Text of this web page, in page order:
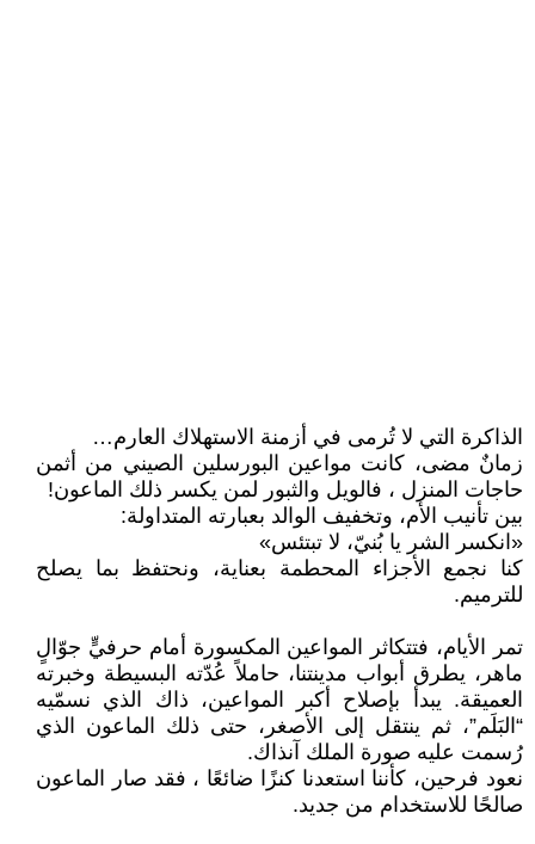
الذاكرة التي لا تُرمى في أزمنة الاستهلاك العارم…
زمانٌ مضى، كانت مواعين البورسلين الصيني من أثمن
حاجات المنزل ، فالويل والثبور لمن يكسر ذلك الماعون!
بين تأنيب الأم، وتخفيف الوالد بعبارته المتداولة:
«انكسر الشر يا بُنيّ، لا تبتئس»
كنا نجمع الأجزاء المحطمة بعناية، ونحتفظ بما يصلح
للترميم.
تمر الأيام، فتتكاثر المواعين المكسورة أمام حرفيٍّ جوّالٍ
ماهر، يطرق أبواب مدينتنا، حاملاً عُدّته البسيطة وخبرته
العميقة. يبدأ بإصلاح أكبر المواعين، ذاك الذي نسمّيه
“البَلَم”، ثم ينتقل إلى الأصغر، حتى ذلك الماعون الذي
رُسمت عليه صورة الملك آنذاك.
نعود فرحين، كأننا استعدنا كنزًا ضائعًا ، فقد صار الماعون
صالحًا للاستخدام من جديد.